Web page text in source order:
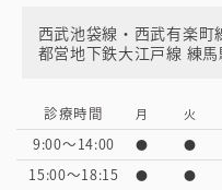
西武池袋線・西武有楽
都営地下鉄大江戸線 練
診療時間 月 火
9:00～14:00 ● ●
15:00～18:15 ● ●